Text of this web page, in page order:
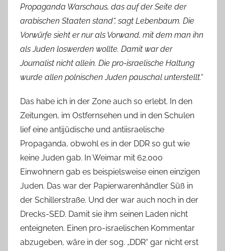
Propaganda Warschaus, das auf der Seite der
arabischen Staaten stand“, sagt Lebenbaum. Die
Vorwürfe sieht er nur als Vorwand, mit dem man ihn
als Juden loswerden wollte. Damit war der
Journalist nicht allein. Die pro-israelische Haltung
wurde allen polnischen Juden pauschal unterstellt.“
Das habe ich in der Zone auch so erlebt. In den
Zeitungen, im Ostfernsehen und in den Schulen
lief eine antijüdische und antiisraelische
Propaganda, obwohl es in der DDR so gut wie
keine Juden gab. In Weimar mit 62.000
Einwohnern gab es beispielsweise einen einzigen
Juden. Das war der Papierwarenhändler Süß in
der Schillerstraße. Und der war auch noch in der
Drecks-SED. Damit sie ihm seinen Laden nicht
enteigneten. Einen pro-israelischen Kommentar
abzugeben, wäre in der sog. „DDR“ gar nicht erst